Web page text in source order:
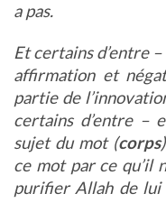
a pas.
Et certains d’entre
affirmation et
partie de
certains d’entre –
sujet du mot (corps
ce mot par ce qu’il
purifier Allah de lui